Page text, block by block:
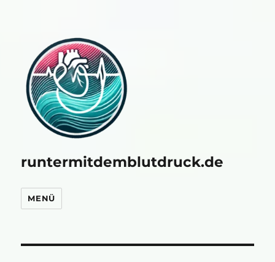
runtermitdemblutdruck.de
MENÜ